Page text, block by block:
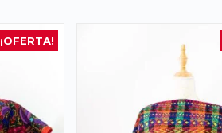
¡OFERTA!